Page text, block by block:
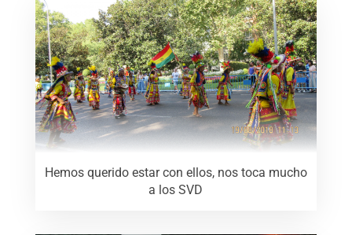
Hemos querido estar con ellos, nos toca mucho
a los SVD